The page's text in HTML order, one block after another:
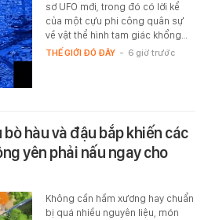
sơ UFO mới, trong đó có lời kể
của một cựu phi công quân sự
về vật thể hình tam giác khổng…
THẾ GIỚI ĐÓ ĐÂY - 6 giờ trước
hàu và đậu bắp khiến các
yên phải nấu ngay cho
Không cần hầm xương hay chuẩn
bị quá nhiều nguyên liệu, món